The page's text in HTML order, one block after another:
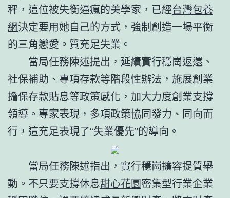
秤，這位被失衡逼瘋的美學家，已經台灣包養
網決定要用她自己的方式，強制創造一場平衡
的三角戀愛。質充足失業。
當局任務陳述提出，延續實行穩崗返還、
社保補助、專項存款等階段性辦法，施展創業
擔保存款貼息等政策感化，加大力度創業支撐
領導。專家表現，多項政策協同發力、同向而
行，這充足表現了“失業優先”的導向。
當局任務陳述指出，實行穩崗擴容提質舉
動。不只要支撐休息甜心花園密集型行業企業